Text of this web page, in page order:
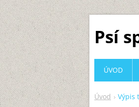
Psí
Úvod Výpis
ÚVOD